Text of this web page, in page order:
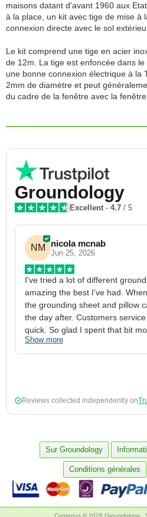
maisons datant d'avant 1960 aux
à la place, un kit avec tige de mise à
connexion directe avec le sol
Le kit comprend une tige en acier
de 12m. La tige est enfoncée dans
une bonne connexion électrique à la
2mm de diamètre et peut
du cadre de la fenêtre avec la fenêtre
Groundology
Excellent - 4.7 / 5
NM nicola mcnab
Jun 25, 2026
I've tried a lot of different
amazing the best I've had.
the grounding sheet and pillow
the day after. Customers
quick. So glad I spent that bit
money xx
Show more
Reviews collected independently on
Sur Groundology
Conditions générales
Contenus © 2026 Groundology